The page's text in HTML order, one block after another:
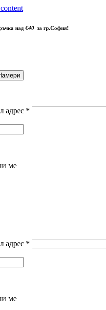
над €40 за гр.София!
адрес *
ме
адрес *
ме